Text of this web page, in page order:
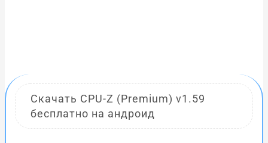
Скачать CPU-Z (Premium) v1.59
бесплатно на андроид